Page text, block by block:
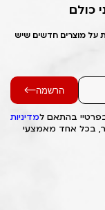
כולם
על מוצרים חדשים שיש
הרשמה
בהתאם למדיניות
בכל אחד מאמצעי